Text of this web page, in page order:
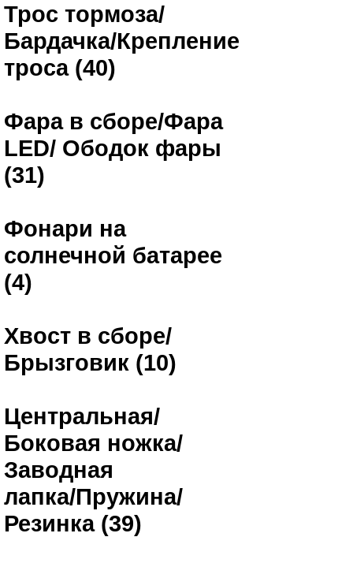
Трос тормоза/
Бардачка/Крепление
троса (40)
Фара в сборе/Фара
LED/ Ободок фары
(31)
Фонари на
солнечной батарее
(4)
Хвост в сборе/
Брызговик (10)
Центральная/
Боковая ножка/
Заводная
лапка/Пружина/
Резинка (39)